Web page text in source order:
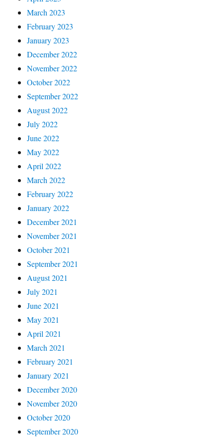
March 2023
February 2023
January 2023
December 2022
November 2022
October 2022
September 2022
August 2022
July 2022
June 2022
May 2022
April 2022
March 2022
February 2022
January 2022
December 2021
November 2021
October 2021
September 2021
August 2021
July 2021
June 2021
May 2021
April 2021
March 2021
February 2021
January 2021
December 2020
November 2020
October 2020
September 2020